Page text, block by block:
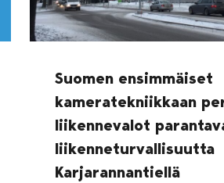
Suomen ensimmäiset
kameratekniikkaan
liikennevalot
liikenneturvallisuutta
Karjarannantiellä